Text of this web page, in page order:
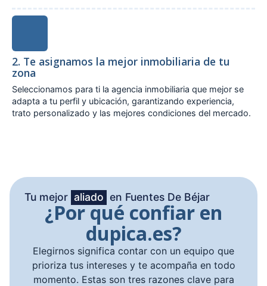
2. Te asignamos la mejor inmobiliaria de tu
zona
Seleccionamos para ti la agencia inmobiliaria que mejor se
adapta a tu perfil y ubicación, garantizando experiencia,
trato personalizado y las mejores condiciones del mercado.
Tu mejor aliado en Fuentes De Béjar
¿Por qué confiar en
dupica.es?
Elegirnos significa contar con un equipo que
prioriza tus intereses y te acompaña en todo
momento. Estas son tres razones clave para